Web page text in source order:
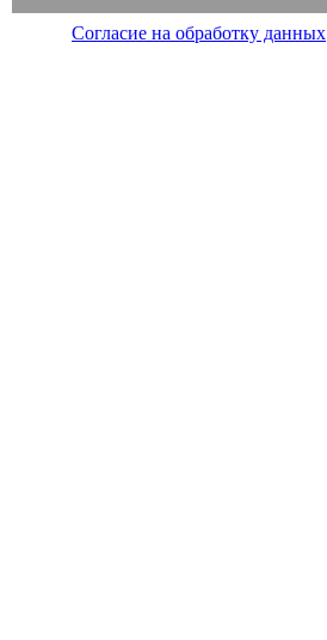
Согласие на обработку данных